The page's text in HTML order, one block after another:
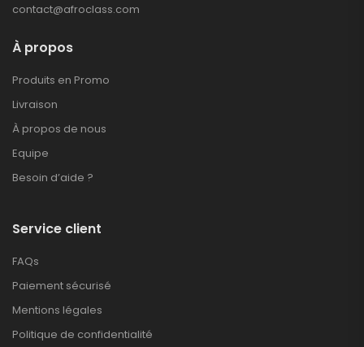
contact@afroclass.com
À propos
Produits en Promo
Livraison
À propos de nous
Equipe
Besoin d’aide ?
Service client
FAQs
Paiement sécurisé
Mentions légales
Politique de confidentialité